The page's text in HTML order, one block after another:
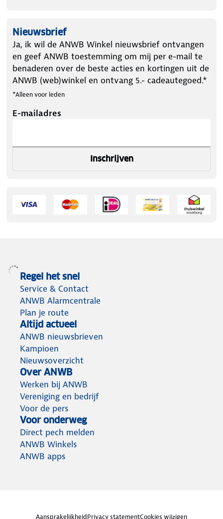
Nieuwsbrief
Ja, ik wil de ANWB Winkel nieuwsbrief ontvangen
en geef ANWB toestemming om mij per e-mail te
benaderen over de beste acties en kortingen uit de
ANWB (web)winkel en ontvang 5.- cadeautegoed.*
*Alleen voor leden
E-mailadres
Inschrijven
Regel het snel
Service & Contact
ANWB Alarmcentrale
Plan je route
Altijd actueel
ANWB nieuwsbrieven
Kampioen
Nieuwsoverzicht
Over ANWB
Werken bij ANWB
Vereniging en bedrijf
Voor de pers
Voor onderweg
Direct pech melden
ANWB Winkels
ANWB apps
AansprakelijkheidPrivacy statementCookies wijzigen